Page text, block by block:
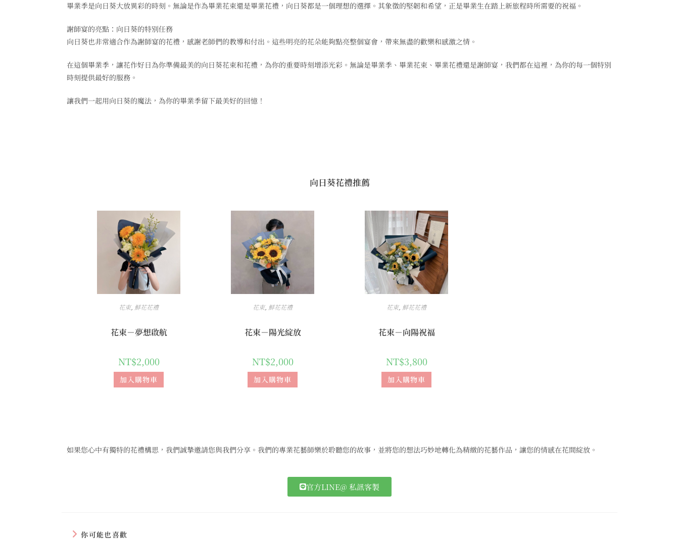
畢業季是向日葵大放異彩的時刻。無論是作為畢業花束還是畢業花禮，向日葵都是一個理想的選擇。其象徵的堅韌和希望，正是畢業生在踏上新旅程時所需要的祝福。
謝師宴的亮點：向日葵的特別任務
向日葵也非常適合作為謝師宴的花禮，感謝老師們的教導和付出。這些明亮的花朵能夠點亮整個宴會，帶來無盡的歡樂和感激之情。
在這個畢業季，讓花作好日為你準備最美的向日葵花束和花禮，為你的重要時刻增添光彩。無論是畢業季、畢業花束、畢業花禮還是謝師宴，我們都在這裡，為你的每一個特別
時刻提供最好的服務。
讓我們一起用向日葵的魔法，為你的畢業季留下最美好的回憶！
向日葵花禮推薦
花束, 鮮花花禮
花束－夢想啟航
NT$2,000
加入購物車
花束, 鮮花花禮
花束－陽光綻放
NT$2,000
加入購物車
花束, 鮮花花禮
花束－向陽祝福
NT$3,800
加入購物車
如果您心中有獨特的花禮構思，我們誠摯邀請您與我們分享。我們的專業花藝師樂於聆聽您的故事，並將您的想法巧妙地轉化為精緻的花藝作品，讓您的情感在花間綻放。
官方LINE@ 私訊客製
你可能也喜歡